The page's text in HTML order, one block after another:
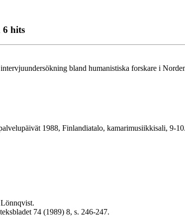
6 hits
bland humanistiska forskare i
1988, Finlandiatalo, kamarimusiikkisali, 9-
74 (1989) 8, s. 246-247.